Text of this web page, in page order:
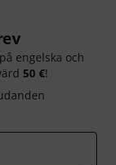
engelska och
50 €!